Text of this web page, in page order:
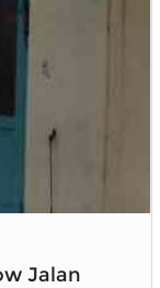
Jalan